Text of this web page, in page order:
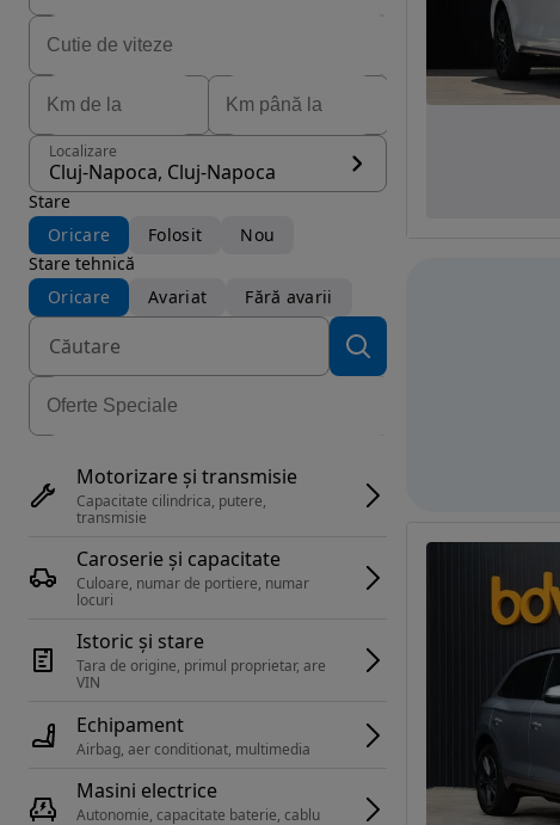
Localizare
Cluj-Napoca, Cluj-Napoca
Stare
Oricare
Folosit
Nou
Stare tehnică
Oricare
Avariat Fără avarii
Motorizare și transmisie
Capacitate cilindrica, putere,
transmisie
Caroserie și capacitate
Culoare, numar de portiere, numar
locuri
Istoric și stare
Tara de origine, primul proprietar, are
Echipament
Airbag, aer conditionat, multimedia
Masini electrice
Autonomie, capacitate baterie, cablu